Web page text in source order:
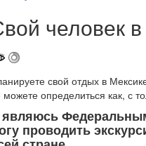
человек
свой отдых в
можете определиться как, с
проводить